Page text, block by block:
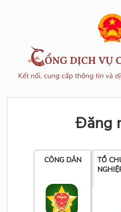
Đăng
CÔNG DÂN
TỔ